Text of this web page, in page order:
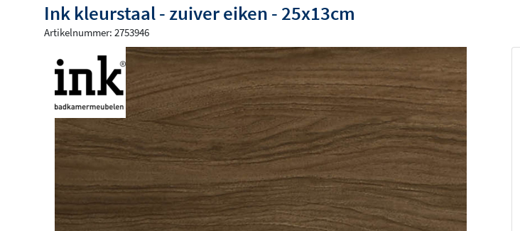
Ink kleurstaal - zuiver eiken - 25x13cm
Artikelnummer: 2753946